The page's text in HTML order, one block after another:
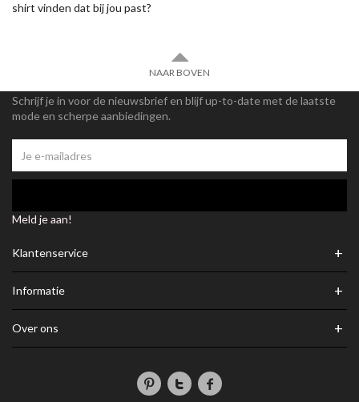
shirt vinden dat bij jou past?
NAAR BOVEN
Schrijf je in voor de nieuwsbrief en blijf up-to-date met de laatste
mode en scherpe aanbiedingen.
Meld je aan!
Klantenservice +
Informatie +
Over ons +